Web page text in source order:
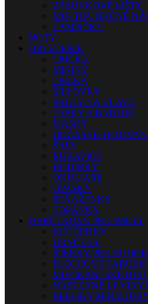
ZÁSUVKOVÉ LIŠTY
MULTIFUNKČNÉ
LAMPIČKY
NOTY
OBLEČENIE
TRIČKÁ
MIKINY
TIELKA
ŠILTOVKY
ŠATKY NA HLAVU
TAŠKY A BATOHY
MASKY
DOČASNÉ
ŠÁLY
RUKAVICE
HODINKY
OKULIARE
OPASKY
PEŇAŽENKY
TOPÁNKY
DARČEKOVÉ PREDMETY
KĽÚČENKY
HRNČEKY
ŠPERKY PRE
PLECHOVÉ
MUZIKANTSKÉ
NÁSTENNÉ LP
REPLIKY-